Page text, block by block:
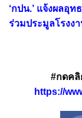
‘กปน.’ แจ้งผลอุ
ร่วมประมูลโรงง
#กดคลิ
https://